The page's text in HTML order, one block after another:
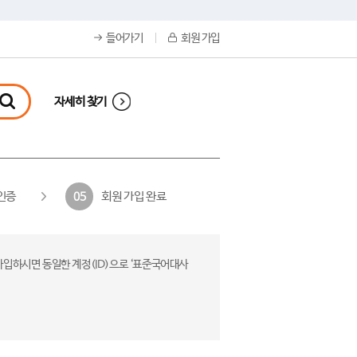
들어가기 회원 가입
자세히 찾기
증 05 회원 가입 완료
하시면 동일한 계정(ID)으로 ‘표준국어대사